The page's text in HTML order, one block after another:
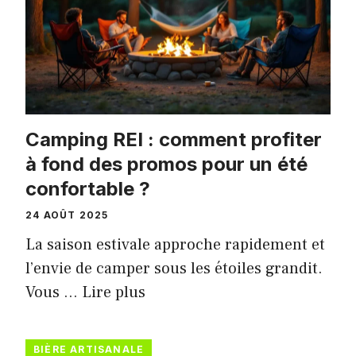
Camping REI : comment profiter
à fond des promos pour un été
confortable ?
24 AOÛT 2025
La saison estivale approche rapidement et
l’envie de camper sous les étoiles grandit.
Vous … Lire plus
BIÈRE ARTISANALE